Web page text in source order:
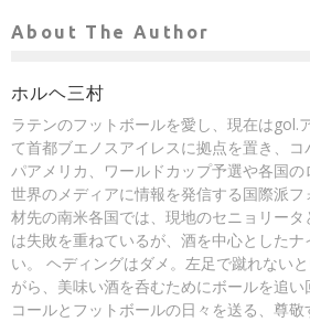
About The Author
ホルヘ三村
ラテンのフットボールを愛し、現在はgol.
て首都ブエノスアイレスに拠点を置き、
パアメリカ、ワールドカップ予選や各国
世界のメディアに情報を発信する国際派
材先の南米各国では、現地のセニョリー
は失敗を重ねているが、酒を中心とした
い。 ヘディングはダメ。左足で蹴れない
がら、美味い酒を呑むためにボールを追
コールとフットボールの日々を送る、尊敬